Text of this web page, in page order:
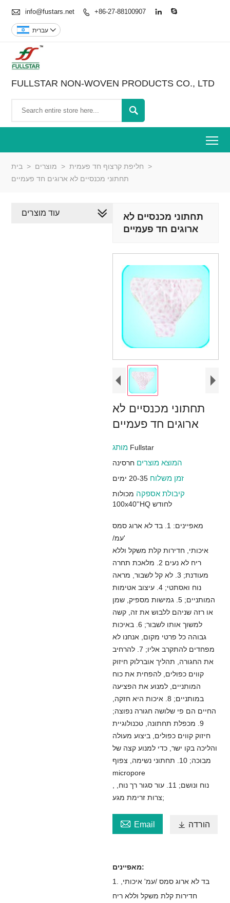
 info@fustars.net  +86-27-88100907  
עברית 
FULLSTAR NON-WOVEN PRODUCTS CO., LTD

בית > מוצרים > חליפת קרצוף חד פעמית >
תחתוני מכנסיים לא ארוגים חד פעמיים
תחתוני מכנסיים לא
ארוגים חד פעמיים
תחתוני מכנסיים לא
ארוגים חד פעמיים
מותג Fullstar
המוצא מוצרים חרסינה
זמן משלוח20-35 ימים
קיבולת אספקה מכולות
100x40''HQ לחודש
מאפיינים: 1. בד לא ארוג סמס
/עמ'
איכותי, חדירות קלת משקל וללא
ריח לא נעים 2. מלאכת תחרה
מעודנת; 3. לא קל לשבור, מראה
נוח ואסתטי; 4. עיצוב אטימות
המותניים; 5. גמישות מספיק, שמן
או רזה שניהם ללבוש את זה, קשה
למשוך אותו לשבור; 6. באיכות
גבוהה כל פרטי מקום, אנחנו לא
מפחדים להתקרב אליו; 7. להרחיב
את החגורה, תהליך אוברלוק חיזוק
קווים כפולים, להפחית את כוח
המותניים, למנוע את הפציעה
במותניים; 8. איכות היא חזקה,
החיים הם פי שלושה חגורה נפוצה;
9. מכפלת תחתונה, טכנולוגיית
חיזוק קווים כפולים, ביצוע מעולה
והליכה בקו ישר, כדי למנוע קצה של
מבוכה; 10. תחתוני נשימה, צפוף
micropore
צרות זרימת מגע;
 Email  הורדה
מאפיינים:
1. בד לא ארוג סמס /עמ' איכותי,
חדירות קלת משקל וללא ריח
עוד מוצרים